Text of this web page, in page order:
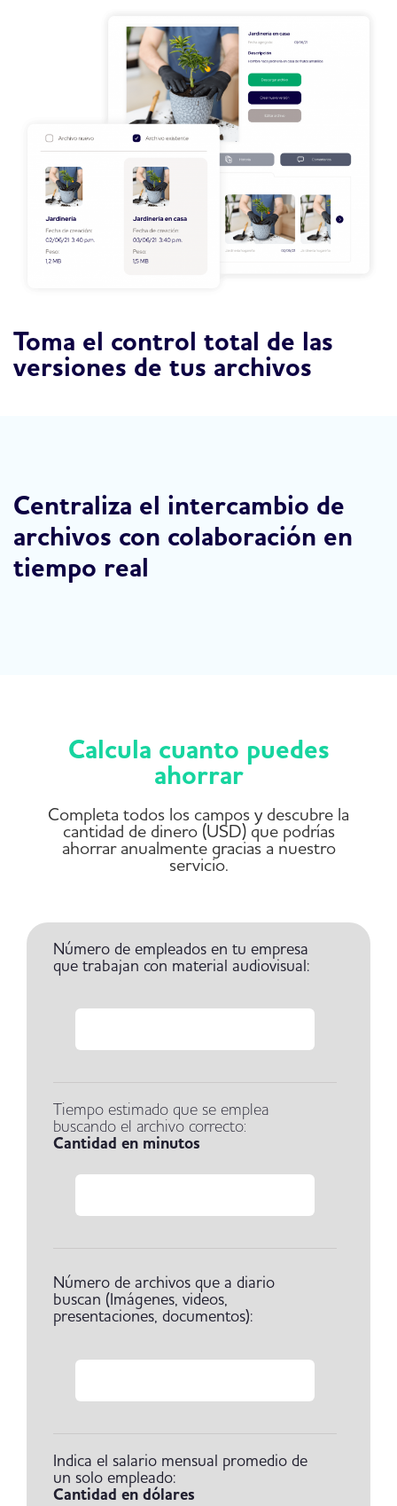
Toma el control total de las
versiones de tus archivos
Centraliza el intercambio de
archivos con colaboración en
tiempo real
Calcula cuanto puedes
ahorrar
Completa todos los campos y descubre la
cantidad de dinero (USD) que podrías
ahorrar anualmente gracias a nuestro
servicio.
Número de empleados en tu empresa
que trabajan con material audiovisual:
Tiempo estimado que se emplea
buscando el archivo correcto:
Cantidad en minutos
Número de archivos que a diario
buscan (Imágenes, videos,
presentaciones, documentos):
Indica el salario mensual promedio de
un solo empleado:
Cantidad en dólares